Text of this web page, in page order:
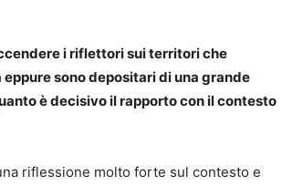
i riflettori sui territori che
sono depositari di una grande
è decisivo il rapporto con il contesto
riflessione molto forte sul contesto e